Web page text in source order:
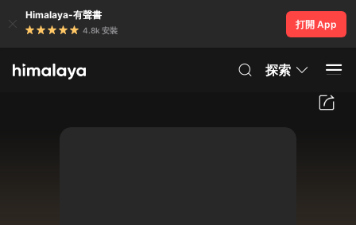
Himalaya-有聲書
4.8k 安裝
打開 App
探索